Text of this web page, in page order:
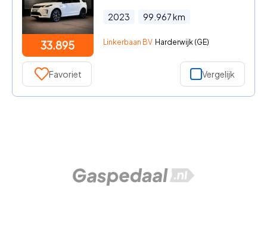
33.895
2023 99.967km
Linkerbaan BV Harderwijk (GE)
Favoriet Vergelijk